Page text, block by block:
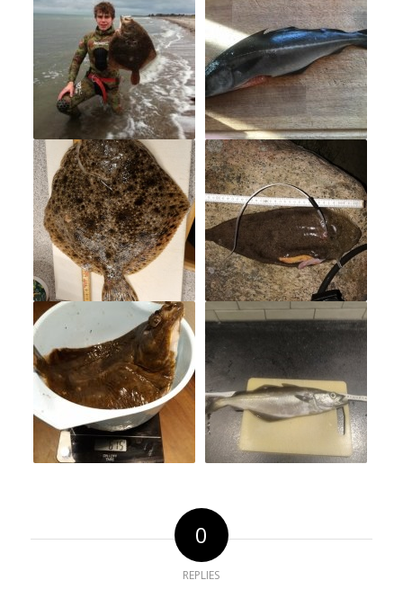
0
REPLIES